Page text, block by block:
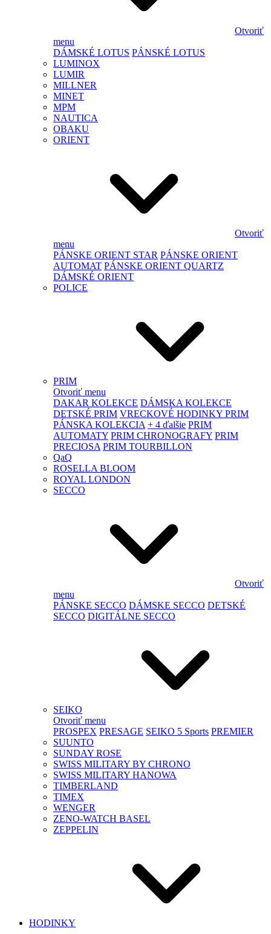
Otvoriť
menu
DÁMSKÉ LOTUS PÁNSKÉ LOTUS
LUMINOX
LUMIR
MILLNER
MINET
MPM
NAUTICA
OBAKU
ORIENT
Otvoriť
menu
PÁNSKE ORIENT STAR PÁNSKE ORIENT
AUTOMAT PÁNSKE ORIENT QUARTZ
DÁMSKÉ ORIENT
POLICE
PRIM
Otvoriť menu
DAKAR KOLEKCE DÁMSKA KOLEKCE
DETSKÉ PRIM VRECKOVÉ HODINKY PRIM
PÁNSKA KOLEKCIA + 4 ďalšie PRIM
AUTOMATY PRIM CHRONOGRAFY PRIM
PRECIOSA PRIM TOURBILLON
QaQ
ROSELLA BLOOM
ROYAL LONDON
SECCO
Otvoriť
menu
PÁNSKE SECCO DÁMSKE SECCO DETSKÉ
SECCO DIGITÁLNE SECCO
SEIKO
Otvoriť menu
PROSPEX PRESAGE SEIKO 5 Sports PREMIER
SUUNTO
SUNDAY ROSE
SWISS MILITARY BY CHRONO
SWISS MILITARY HANOWA
TIMBERLAND
TIMEX
WENGER
ZENO-WATCH BASEL
ZEPPELIN
HODINKY